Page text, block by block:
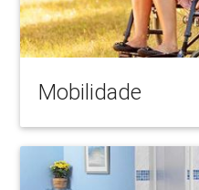
Mobilidade